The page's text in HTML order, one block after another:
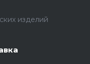
изделий